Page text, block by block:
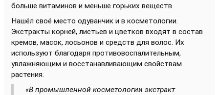
больше витаминов и меньше горьких веществ.
Нашёл своё место одуванчик и в косметологии.
Экстракты корней, листьев и цветков входят в состав
кремов, масок, лосьонов и средств для волос. Их
используют благодаря противовоспалительным,
увлажняющим и восстанавливающим свойствам
растения.
«В промышленной косметологии экстракт